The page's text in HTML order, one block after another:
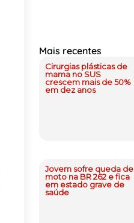
Mais recentes
Cirurgias plásticas de
mama no SUS
crescem mais de 50%
em dez anos
Jovem sofre queda de
moto na BR 262 e fica
em estado grave de
saúde